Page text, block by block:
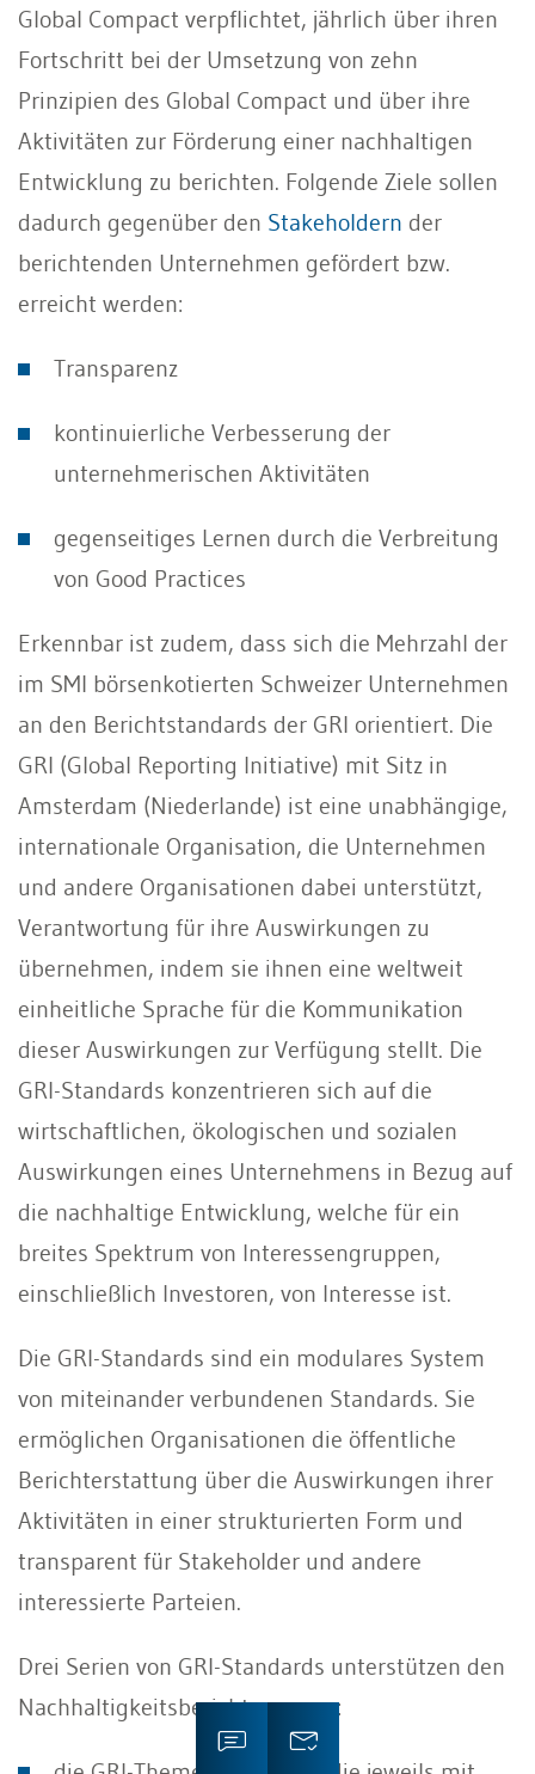
Global Compact verpflichtet, jährlich über ihren
Fortschritt bei der Umsetzung von zehn
Prinzipien des Global Compact und über ihre
Aktivitäten zur Förderung einer nachhaltigen
Entwicklung zu berichten. Folgende Ziele sollen
dadurch gegenüber den Stakeholdern der
berichtenden Unternehmen gefördert bzw.
erreicht werden:
Transparenz
kontinuierliche Verbesserung der
unternehmerischen Aktivitäten
gegenseitiges Lernen durch die Verbreitung
von Good Practices
Erkennbar ist zudem, dass sich die Mehrzahl der
im SMI börsenkotierten Schweizer Unternehmen
an den Berichtstandards der GRI orientiert. Die
GRI (Global Reporting Initiative) mit Sitz in
Amsterdam (Niederlande) ist eine unabhängige,
internationale Organisation, die Unternehmen
und andere Organisationen dabei unterstützt,
Verantwortung für ihre Auswirkungen zu
übernehmen, indem sie ihnen eine weltweit
einheitliche Sprache für die Kommunikation
dieser Auswirkungen zur Verfügung stellt. Die
GRI-Standards konzentrieren sich auf die
wirtschaftlichen, ökologischen und sozialen
Auswirkungen eines Unternehmens in Bezug auf
die nachhaltige Entwicklung, welche für ein
breites Spektrum von Interessengruppen,
einschließlich Investoren, von Interesse ist.
Die GRI-Standards sind ein modulares System
von miteinander verbundenen Standards. Sie
ermöglichen Organisationen die öffentliche
Berichterstattung über die Auswirkungen ihrer
Aktivitäten in einer strukturierten Form und
transparent für Stakeholder und andere
interessierte Parteien.
Drei Serien von GRI-Standards unterstützen den
Nachhaltigkeitsberichtsprozess: